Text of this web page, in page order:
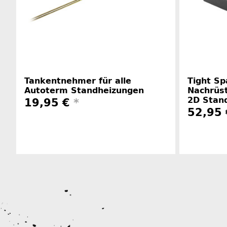
Tankentnehmer für alle
Autoterm Standheizungen
19,95 € *
Tight
2D
52,95